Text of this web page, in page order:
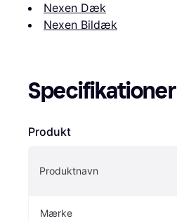
Nexen Dæk
Nexen Bildæk
Specifikationer
Produkt
Produktnavn
Mærke